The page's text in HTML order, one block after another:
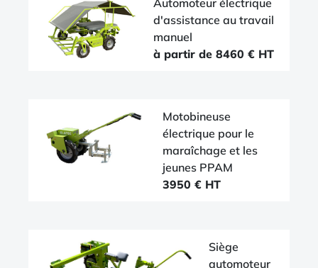
Automoteur électrique
d'assistance au travail
manuel
à partir de 8460 € HT
Motobineuse
électrique pour le
maraîchage et les
jeunes PPAM
3950 € HT
Siège
automoteur